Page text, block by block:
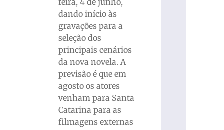
dando início às
gravações para a
seleção dos
principais cenários
da nova novela. A
previsão é que em
agosto os atores
venham para Santa
Catarina para as
filmagens externas